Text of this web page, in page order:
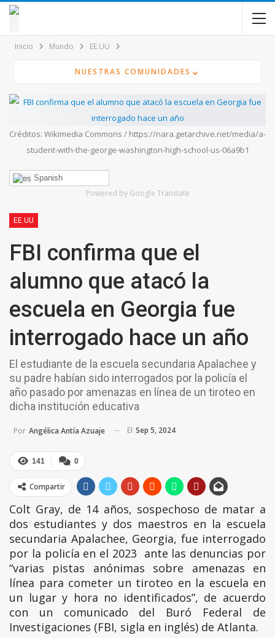
contenido
Inicio Mundo EE.UU
NUESTRAS COMUNIDADES ⌄
Créditos: Wikimedia Commons / https://nara.getarchive.net/media/a-
student-with-the-george-washington-high-school-us-06a9b1
Spanish
Powered by Google Translate
EE.UU
FBI confirma que el
alumno que atacó la
escuela en Georgia fue
interrogado hace un año
El estudiante de la escuela secundaria Apalachee y
su padre habían sido interrogados por la policía el
año pasado por amenazas en línea de un tiroteo en
dicha institución educativa
Por Angélica Antía Azuaje El Sep 5, 2024
0
141
Compartir
Colt Gray, de 14 años, sospechoso de matar a
dos estudiantes y dos maestros en la escuela
secundaria Apalachee, Georgia, fue interrogado
por la policía en el 2023 ante las denuncias por
“varias pistas anónimas sobre amenazas en
línea para cometer un tiroteo en la escuela en
un lugar y hora no identificados”, de acuerdo
con un comunicado del Buró Federal de
Investigaciones (FBI, sigla en inglés) de Atlanta.